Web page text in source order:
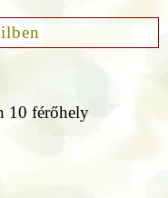
10 férőhely